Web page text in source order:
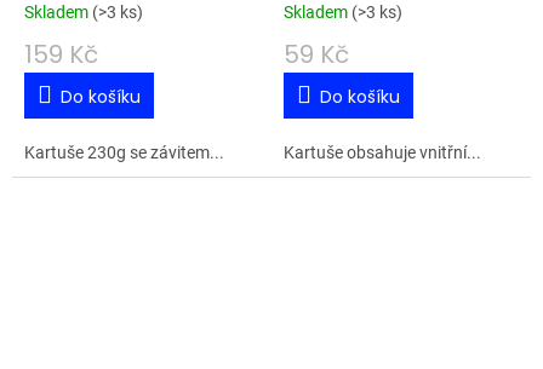
Skladem (>3 ks)
159 Kč
Do košíku
Kartuše 230g se závitem...
Skladem (>3 ks)
59 Kč
Do košíku
Kartuše obsahuje vnitřní...